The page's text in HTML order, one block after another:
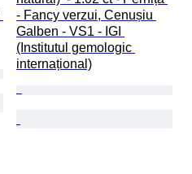
- Fancy verzui, Cenușiu
Galben - VS1 - IGI
(Institutul gemologic
internațional)